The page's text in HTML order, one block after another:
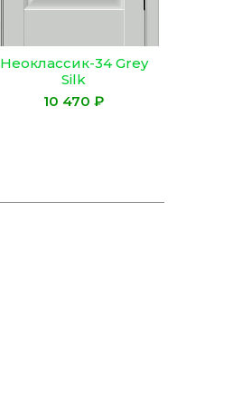
Неоклассик-34 Grey
Silk
₽